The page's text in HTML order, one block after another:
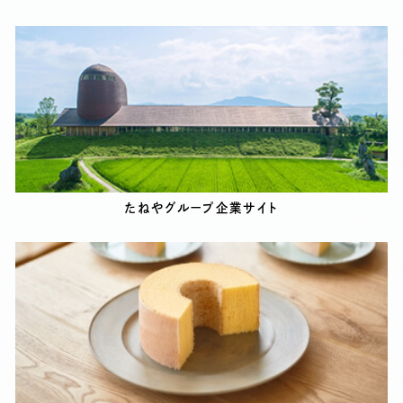
たねやグループ企業サイト